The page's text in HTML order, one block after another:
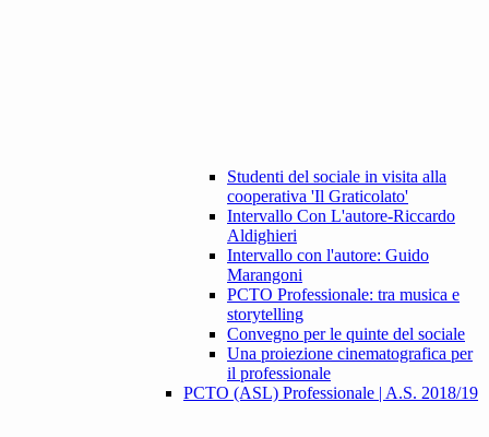
Studenti del sociale in visita alla
cooperativa 'Il Graticolato'
Intervallo Con L'autore-Riccardo
Aldighieri
Intervallo con l'autore: Guido
Marangoni
PCTO Professionale: tra musica e
storytelling
Convegno per le quinte del sociale
Una proiezione cinematografica per
il professionale
PCTO (ASL) Professionale | A.S. 2018/19